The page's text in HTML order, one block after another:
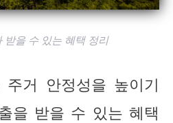
받을 수 있는 혜택 정리
주거 안정성을 높이기
을 받을 수 있는 혜택